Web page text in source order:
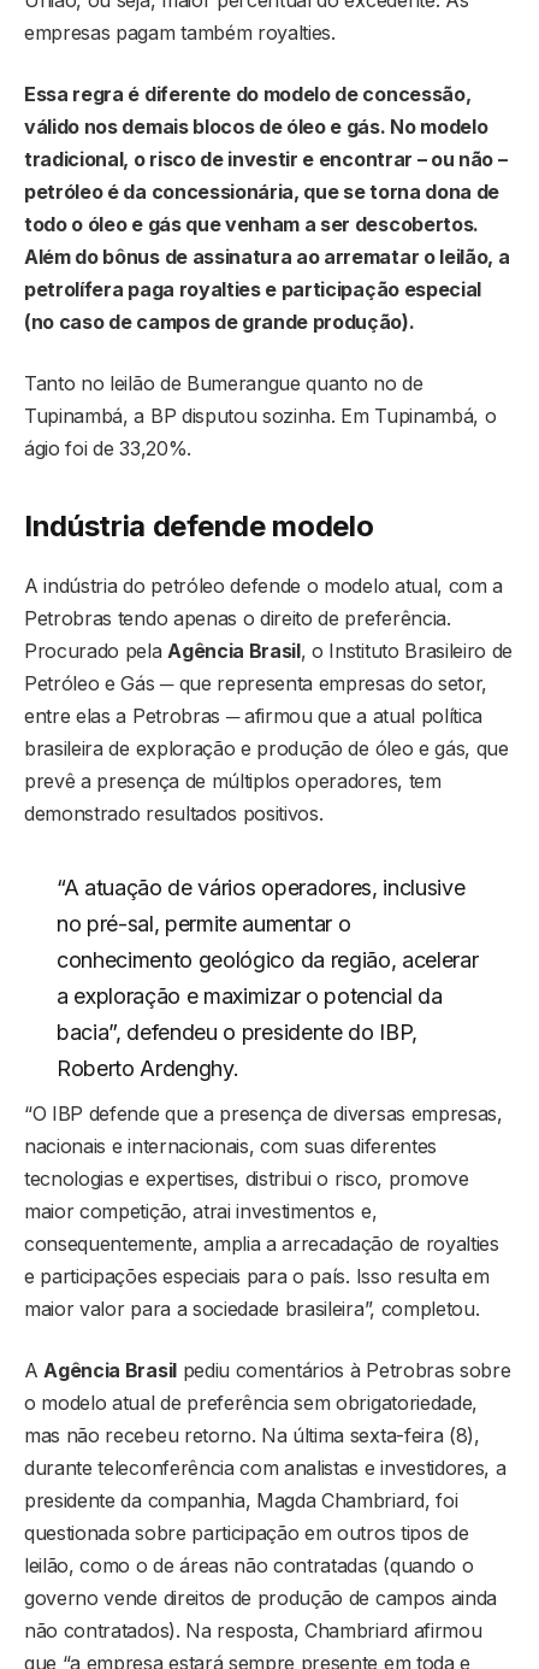
empresas pagam também royalties.
Essa regra é diferente do modelo de concessão,
válido nos demais blocos de óleo e gás. No modelo
tradicional, o risco de investir e encontrar – ou não –
petróleo é da concessionária, que se torna dona de
todo o óleo e gás que venham a ser descobertos.
Além do bônus de assinatura ao arrematar o leilão, a
petrolífera paga royalties e participação especial
(no caso de campos de grande produção).
Tanto no leilão de Bumerangue quanto no de
Tupinambá, a BP disputou sozinha. Em Tupinambá, o
ágio foi de 33,20%.
Indústria defende modelo
A indústria do petróleo defende o modelo atual, com a
Petrobras tendo apenas o direito de preferência.
Procurado pela Agência Brasil, o Instituto Brasileiro de
Petróleo e Gás ─ que representa empresas do setor,
entre elas a Petrobras ─ afirmou que a atual política
brasileira de exploração e produção de óleo e gás, que
prevê a presença de múltiplos operadores, tem
demonstrado resultados positivos.
“A atuação de vários operadores, inclusive
no pré-sal, permite aumentar o
conhecimento geológico da região, acelerar
a exploração e maximizar o potencial da
bacia”, defendeu o presidente do IBP,
Roberto Ardenghy.
“O IBP defende que a presença de diversas empresas,
nacionais e internacionais, com suas diferentes
tecnologias e expertises, distribui o risco, promove
maior competição, atrai investimentos e,
consequentemente, amplia a arrecadação de royalties
e participações especiais para o país. Isso resulta em
maior valor para a sociedade brasileira”, completou.
A Agência Brasilpediu comentários à Petrobras sobre
o modelo atual de preferência sem obrigatoriedade,
mas não recebeu retorno. Na última sexta-feira (8),
durante teleconferência com analistas e investidores, a
presidente da companhia, Magda Chambriard, foi
questionada sobre participação em outros tipos de
leilão, como o de áreas não contratadas (quando o
governo vende direitos de produção de campos ainda
não contratados). Na resposta, Chambriard afirmou
que “a empresa estará sempre presente em toda e